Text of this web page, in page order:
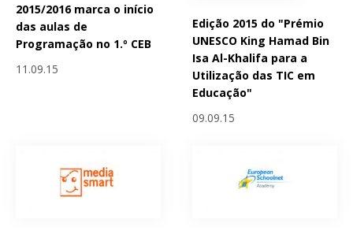
2015/2016 marca o início
das aulas de
Programação no 1.º CEB
11.09.15
Edição 2015 do "Prémio
UNESCO King Hamad Bin
Isa Al-Khalifa para a
Utilização das TIC em
Educação"
09.09.15